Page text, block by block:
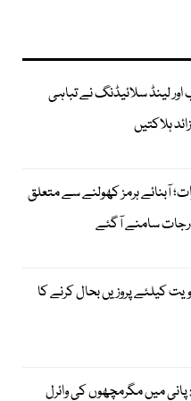
لینڈ سلائیڈنگ نے تباہی
آبنائے ہرمز کھولنے سے متعلق
سامنے آگئے
کیلئے پروزیں بحال کرنے کا
میں مگرمچھوں کی وائرل